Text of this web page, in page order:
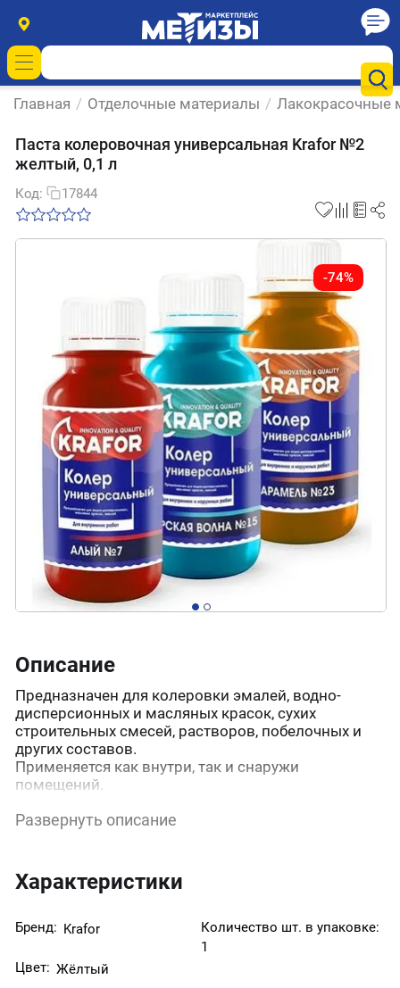
Главная / Отделочные материалы / Лакокрасочные
Паста колеровочная универсальная Krafor №2
желтый, 0,1 л
Код: 17844
-74%
Описание
Предназначен для колеровки эмалей, водно-
дисперсионных и масляных красок, сухих
строительных смесей, растворов, побелочных и
других составов.
Применяется как внутри, так и снаружи
помещений.
- Материал легок в использовании;
- Насыщенный цвет.
Расход:
материала и насыщенности желаемого тона;
Развернуть описание
Характеристики
Бренд: Krafor
Количество шт. в упаковке:
1
Цвет: Жёлтый